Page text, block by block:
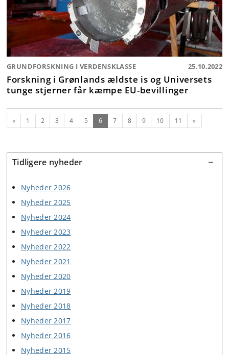
GRUNDFORSKNING I VERDENSKLASSE 25.10.2022
Forskning i Grønlands ældste is og Universets
tunge stjerner får kæmpe EU-bevillinger
Forrige
« 1 2 3 4 5 6(nuværende)
7 8 9 10 11 Næste
»
Tidligere nyheder
Nyheder 2026
Nyheder 2025
Nyheder 2024
Nyheder 2023
Nyheder 2022
Nyheder 2021
Nyheder 2020
Nyheder 2019
Nyheder 2018
Nyheder 2017
Nyheder 2016
Nyheder 2015